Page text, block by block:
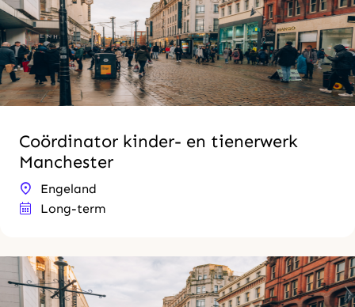
Coördinator kinder- en tienerwerk
Manchester
Engeland
Long-term